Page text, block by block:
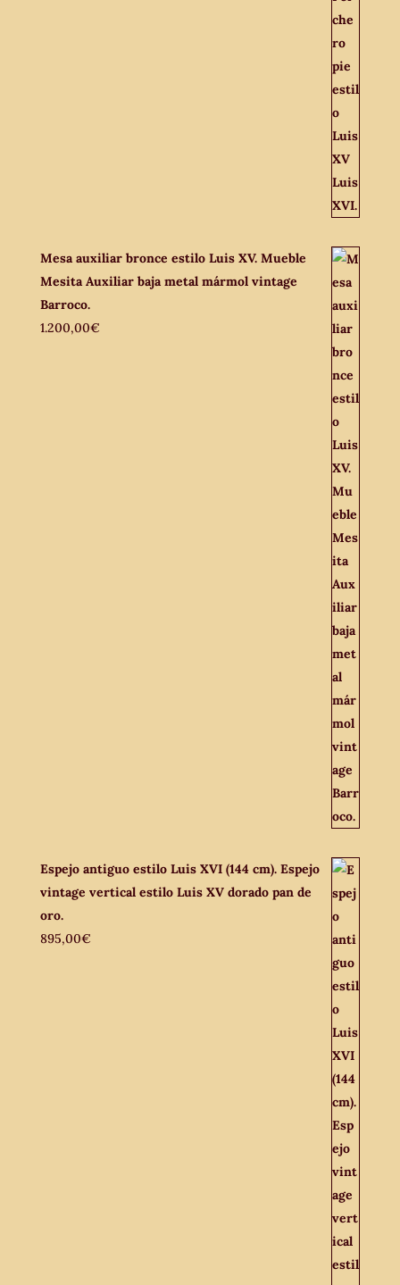
Mesa auxiliar bronce estilo Luis XV. Mueble
Mesita Auxiliar baja metal mármol vintage
Barroco.
1.200,00€
Espejo antiguo estilo Luis XVI (144 cm). Espejo
vintage vertical estilo Luis XV dorado pan de
oro.
895,00€